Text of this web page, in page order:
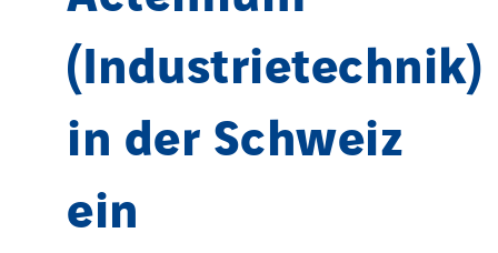
(Industrietechnik)
in der Schweiz
ein